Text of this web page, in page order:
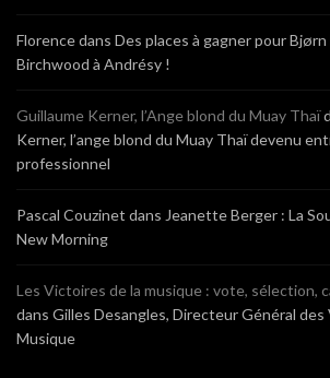
Florencedans Des places à gagner pour
Birchwood à Andrésy !
Guillaume Kerner, l’Ange blond du Muay Thaï
Kerner, l’ange blond du Muay Thaï devenu
professionnel
Pascal Couzinet dans Jeanette Berger : La
New Morning
Les Victoires de la musique : vote, sélection,
dans Gilles Desangles, Directeur Général des
Musique